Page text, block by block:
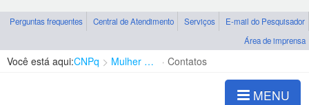
Perguntas frequentes Central de Atendimento Serviços
E-mail do Pesquisador
Área de imprensa
Você está aqui:CNPq Mulher e Ciência Contatos
MENU